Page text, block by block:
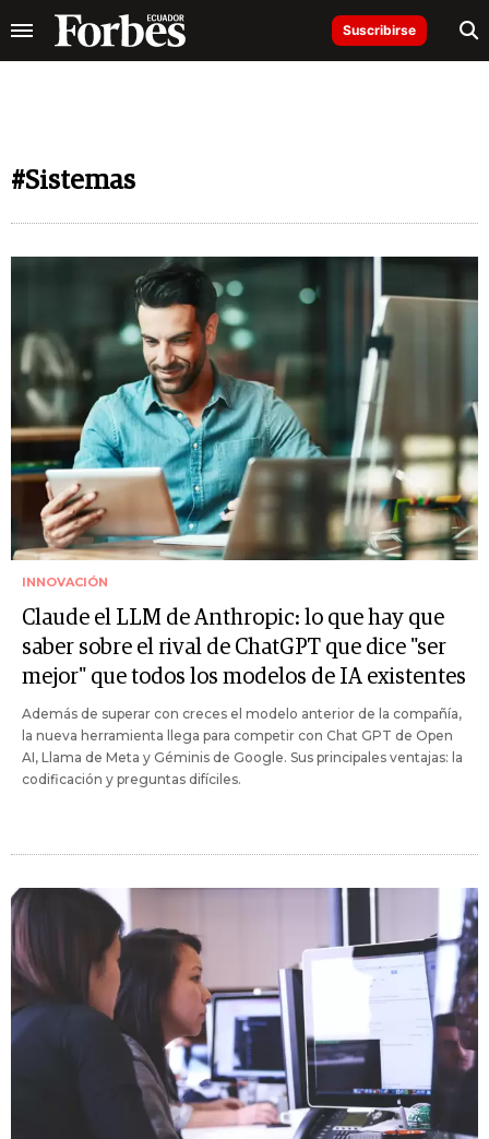
Suscribirse
#Sistemas
INNOVACIÓN
Claude el LLM de Anthropic: lo que hay que
saber sobre el rival de ChatGPT que dice "ser
mejor" que todos los modelos de IA existentes
Además de superar con creces el modelo anterior de la compañía,
la nueva herramienta llega para competir con Chat GPT de Open
AI, Llama de Meta y Géminis de Google. Sus principales ventajas: la
codificación y preguntas difíciles.